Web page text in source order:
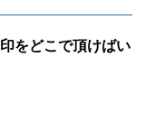
をどこで頂けばい